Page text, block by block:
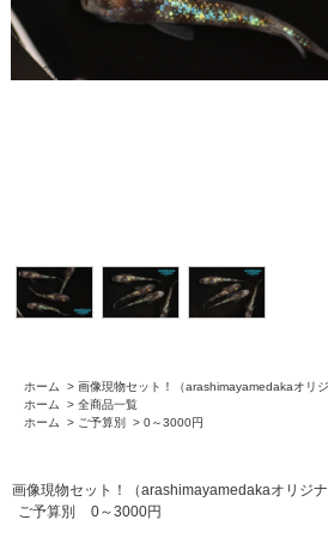
ホーム > 画像現物セット！（arashimayamedakaオリジ
ホーム
> 全商品一覧
ホーム
> ご予算別 > 0～3000円
画像現物セット！（arashimayamedakaオリジナ
ご予算別
0～3000円